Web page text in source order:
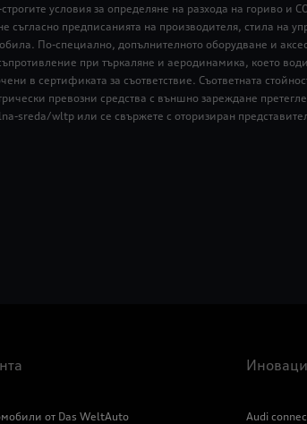
условия за определяне на разхода на гориво и
предписанията на производителя, стила на
По-специално, допълнителното оборудване и
при търкаляне и аеродинамика, което
в сертификата за съответствие. Съответната
превозни средства с външно зареждане
wltp или се свържете с оторизиран
от Das WeltAuto Audi